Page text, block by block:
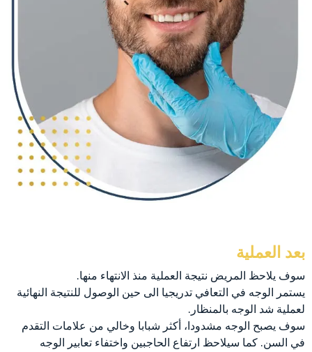
بعد العملية
سوف يلاحظ المريض نتيجة العملية منذ الانتهاء منها.
يستمر الوجه في التعافي تدريجيا الى حين الوصول للنتيجة النهائية
لعملية شد الوجه بالمنظار.
سوف يصبح الوجه مشدودا، أكثر شبابا وخالي من علامات التقدم
في السن. كما سيلاحظ ارتفاع الحاجبين واختفاء تعابير الوجه